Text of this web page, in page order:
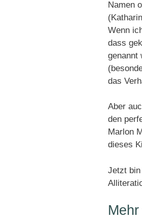
Namen
Wenn
dass
genannt
das
Aber
den
Marlon
dieses
Jetzt bin